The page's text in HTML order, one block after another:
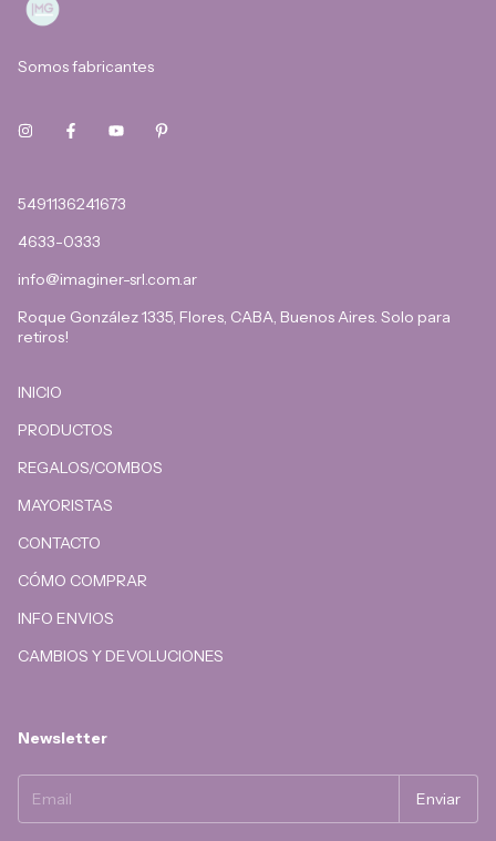
Somos fabricantes
5491136241673
4633-0333
info@imaginer-srl.com.ar
Roque González 1335, Flores, CABA, Buenos Aires. Solo para
retiros!
INICIO
PRODUCTOS
REGALOS/COMBOS
MAYORISTAS
CONTACTO
CÓMO COMPRAR
INFO ENVIOS
CAMBIOS Y DEVOLUCIONES
Newsletter